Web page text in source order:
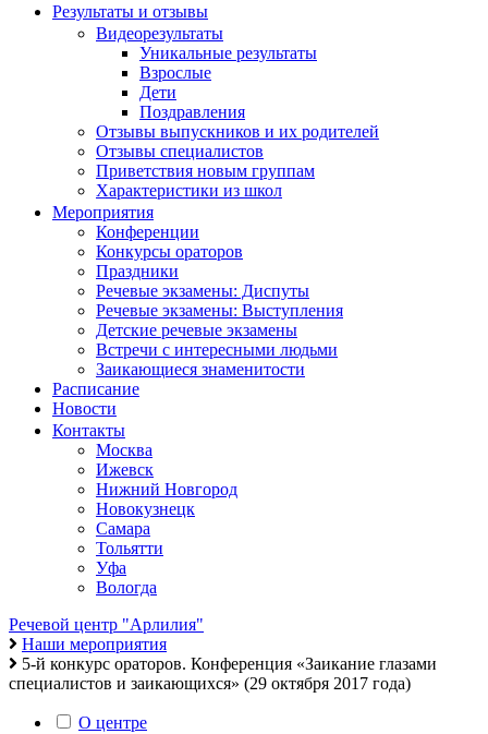
Результаты и отзывы
Видеорезультаты
Уникальные результаты
Взрослые
Дети
Поздравления
Отзывы выпускников и их родителей
Отзывы специалистов
Приветствия новым группам
Характеристики из школ
Мероприятия
Конференции
Конкурсы ораторов
Праздники
Речевые экзамены: Диспуты
Речевые экзамены: Выступления
Детские речевые экзамены
Встречи с интересными людьми
Заикающиеся знаменитости
Расписание
Новости
Контакты
Москва
Ижевск
Нижний Новгород
Новокузнецк
Самара
Тольятти
Уфа
Вологда
Речевой центр "Арлилия"
Наши мероприятия
5-й конкурс ораторов. Конференция «Заикание глазами
специалистов и заикающихся» (29 октября 2017 года)
О центре